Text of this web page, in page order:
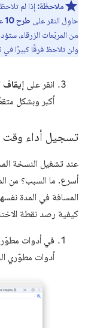
ملاحظة: إذا لم
حاوِل النقر على طرح 10
من المربّعات الزرقاء،
ولن تلاحظ فرقًا كبيرًا في
انقر على إيقاف
أكبر وبشكل
تسجيل أداء وقت
عند تشغيل النسخة
أسرع. ما السبب؟ من
المسافة في المدة
كيفية رصد نقطة
في أدوات
أدوات مطوّري